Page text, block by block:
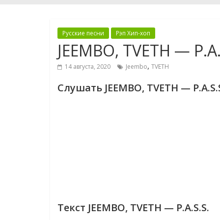
Русские песни Рэп Хип-хоп
JEEMBO, TVETH —
14 августа, 2020 Jeembo, TVETH
Слушать JEEMBO, TVETH —
Текст JEEMBO, TVETH — P.A.S.S.